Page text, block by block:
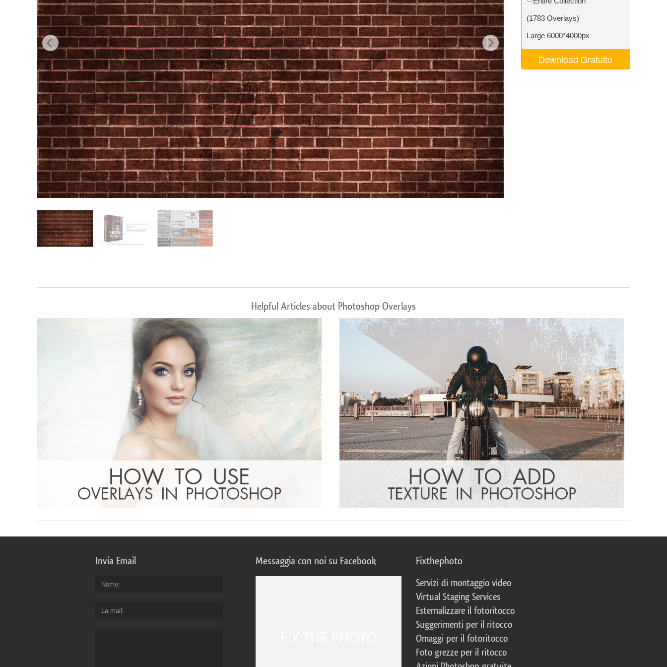
Servizi di ritocco del prodotto Servizi di ritocco gioielli Dati di Addestramento AI Video Editing Services
(1783 Overlays)
Large 6000*4000px
Download Gratuito
Helpful Articles about Photoshop Overlays
Invia Email
Nome
La mail
Messaggia con noi su Facebook Fixthephoto
Servizi di montaggio video
Virtual Staging Services
Esternalizzare il fotoritocco
Suggerimenti per il ritocco
Omaggi per il fotoritocco
Foto grezze per il ritocco